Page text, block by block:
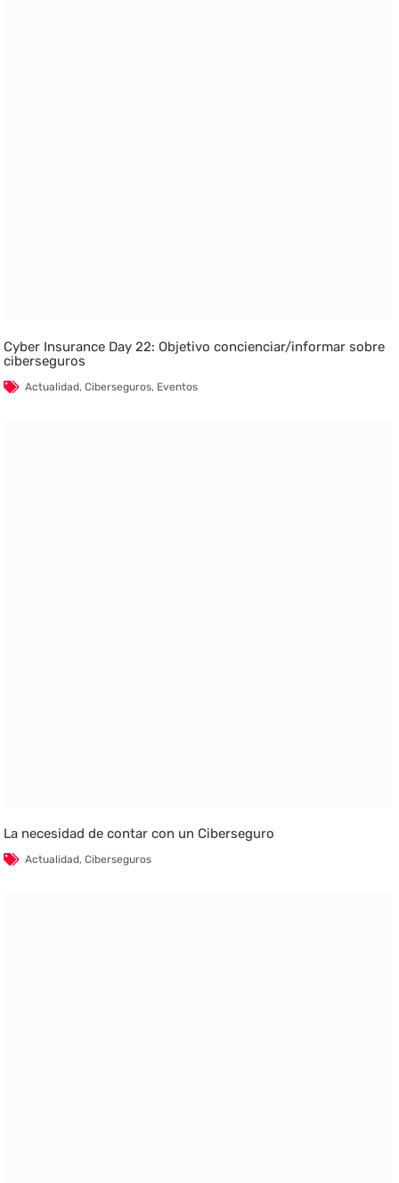
Cyber Insurance Day 22: Objetivo concienciar/informar sobre
ciberseguros
Actualidad,Ciberseguros, Eventos
La necesidad de contar con un Ciberseguro
Actualidad,Ciberseguros